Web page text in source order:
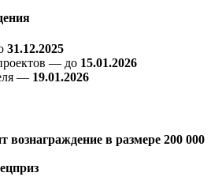
31.12.2025
— до 15.01.2026
— 19.01.2026
вознаграждение в размере 200 000